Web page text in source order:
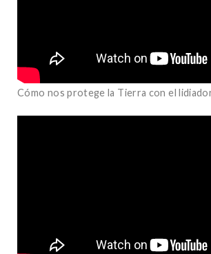
Cómo nos protege la Tierra con el